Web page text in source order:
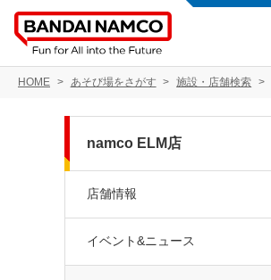
HOME あそび場をさがす 施設・店舗検索
namco ELM店
店舗情報
イベント&ニュース